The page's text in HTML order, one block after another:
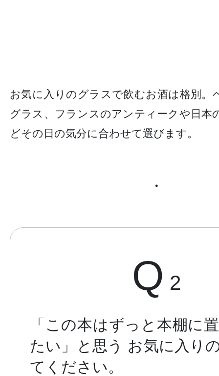
お気に入りのグラスで飲むお酒は格別。
グラス、フランスのアンティークや日本
どその日の気分に合わせて選びます。
●
Q 2
「この本はずっと本棚に
たい」と思う お気に入り
てください。